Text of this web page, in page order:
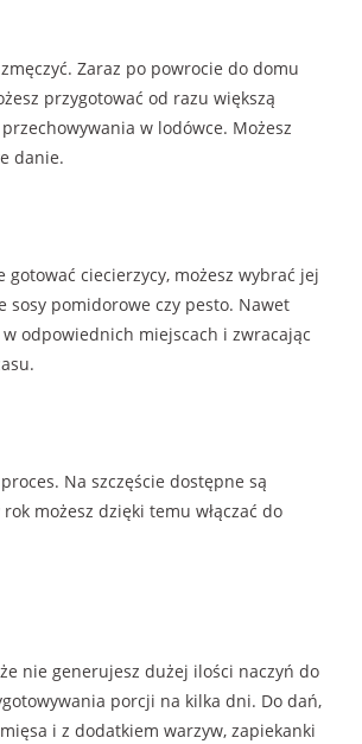
Zaraz po powrocie do domu
przygotować od razu większą
w lodówce. Możesz
danie.
ciecierzycy, możesz wybrać jej
sosy pomidorowe czy pesto. Nawet
odpowiednich miejscach i zwracając
Na szczęście dostępne są
możesz dzięki temu włączać do
nie generujesz dużej ilości naczyń do
porcji na kilka dni. Do dań,
i z dodatkiem warzyw, zapiekanki